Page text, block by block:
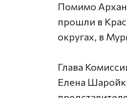
Помимо
прошли в
округах, в
Глава
Елена